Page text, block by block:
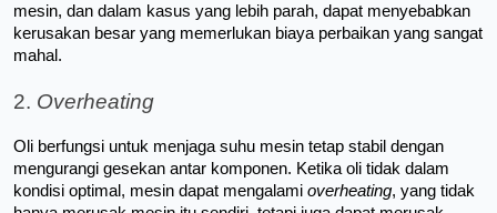
mesin, dan dalam kasus yang lebih parah, dapat menyebabkan
kerusakan besar yang memerlukan biaya perbaikan yang sangat
mahal.
2. Overheating
Oli berfungsi untuk menjaga suhu mesin tetap stabil dengan
mengurangi gesekan antar komponen. Ketika oli tidak dalam
kondisi optimal, mesin dapat mengalami overheating, yang tidak